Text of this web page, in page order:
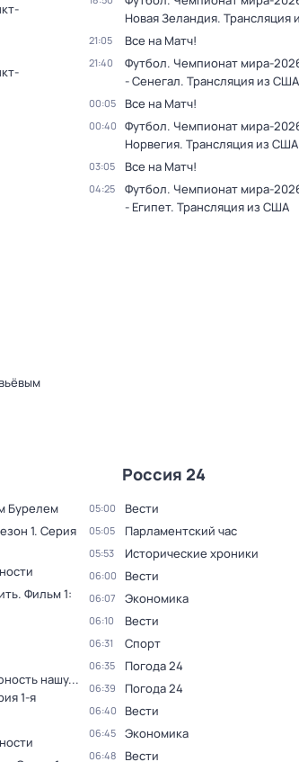
Новая Зеландия. Трансляция
21:05 Все на Матч!
21:40
Футбол. Чемпионат мира-
- Сенегал. Трансляция из США
00:05 Все на Матч!
00:40
Футбол. Чемпионат мира-
Норвегия. Трансляция из США
03:05 Все на Матч!
04:25
Футбол. Чемпионат мира-
- Египет. Трансляция из США
Бурелем
1. Серия
Фильм 1:
нашу...
1-я
Россия 24
05:00 Вести
05:05 Парламентский час
05:53 Исторические хроники
06:00 Вести
06:07 Экономика
06:10 Вести
06:31 Спорт
06:35 Погода 24
06:39 Погода 24
06:40 Вести
06:45 Экономика
06:48 Вести